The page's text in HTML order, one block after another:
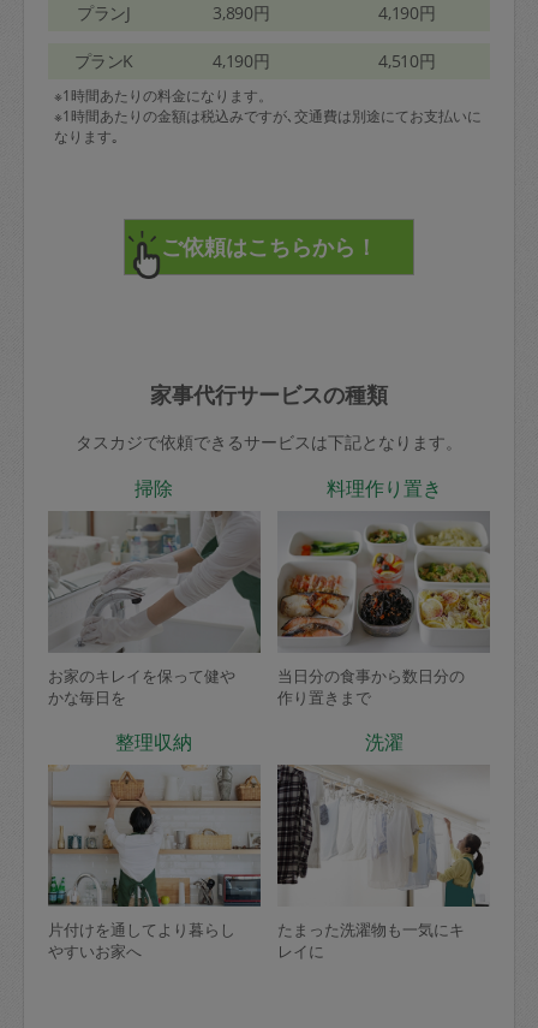
プランJ 3,890円 4,190円
プランK 4,190円 4,510円
※1時間あたりの料金になります。
※1時間あたりの金額は税込みですが､交通費は別途にてお支払いに
なります｡
家事代行サービスの種類
タスカジで依頼できるサービスは下記となります。
掃除
お家のキレイを保って健や
かな毎日を
料理作り置き
当日分の食事から数日分の
作り置きまで
整理収納
片付けを通してより暮らし
やすいお家へ
洗濯
たまった洗濯物も一気にキ
レイに